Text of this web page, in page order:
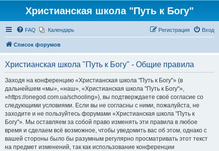
Христианская школа "Путь к Богу"
FAQ Календарь Вход
Регистрация
Список форумов
Христианская школа "Путь к Богу" - Общие правила
Заходя на конференцию «Христианская школа "Путь к Богу"» (в
дальнейшем «мы», «наш», «Христианская школа "Путь к Богу"»,
«https://onegod.com.ua/schooling»), вы подтверждаете своё согласие со
следующими условиями. Если вы не согласны с ними, пожалуйста, не
заходите и не пользуйтесь форумами «Христианская школа "Путь к
Богу"». Мы оставляем за собой право изменять эти правила в любое
время и сделаем всё возможное, чтобы уведомить вас об этом, однако с
вашей стороны было бы разумным регулярно просматривать этот текст
на предмет изменений, так как использование конференции